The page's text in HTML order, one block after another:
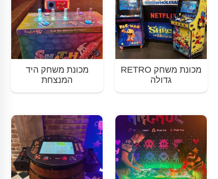
מכונת משחק RETRO
גדולה
מכונת משחק היד
המנצחת